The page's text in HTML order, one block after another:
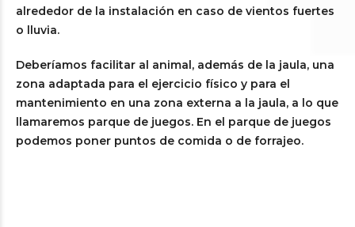
alrededor de la instalación en caso de vientos fuertes
o lluvia.
Deberíamos facilitar al animal, además de la jaula, una
zona adaptada para el ejercicio físico y para el
mantenimiento en una zona externa a la jaula, a lo que
llamaremos parque de juegos. En el parque de juegos
podemos poner puntos de comida o de forrajeo.